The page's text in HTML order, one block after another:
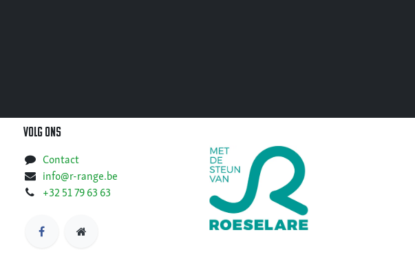
Volg ons
Contact
info@r-range.be
+32 51 79 63 63